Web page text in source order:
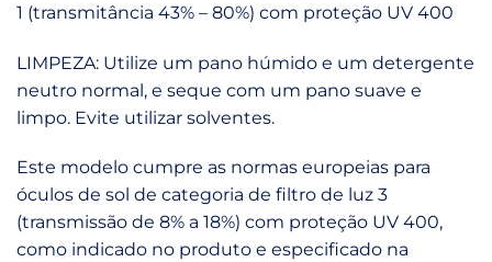
1 (transmitância 43% – 80%) com proteção UV 400
LIMPEZA: Utilize um pano húmido e um detergente
neutro normal, e seque com um pano suave e
limpo. Evite utilizar solventes.
Este modelo cumpre as normas europeias para
óculos de sol de categoria de filtro de luz 3
(transmissão de 8% a 18%) com proteção UV 400,
como indicado no produto e especificado na